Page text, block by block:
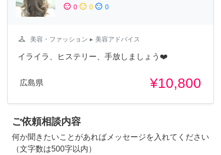
sentiment_satisfied 0 sentiment_neutral 0 sentiment_dissatisfied 0
checkroom 美容・ファッション ▸ 美容アドバイス
イライラ、ヒステリー、手放しましょう❤️
広島県 ¥10,800
ご依頼相談内容
何か聞きたいことがあればメッセージを入れてください
（文字数は500字以内）